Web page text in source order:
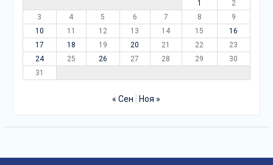
1
2
3
4 5 6 7 8
9
10
11 12 13 14 15
16
17
18 19 20 21 22
23
24
25 26 27 28 29
30
31
« Сен Ноя »